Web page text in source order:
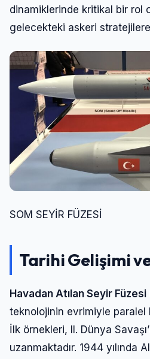
dinamiklerinde kritikal bir rol
gelecekteki askeri
SOM SEYİR FÜZESİ
Tarihi Gelişimi
Havadan Atılan Seyir
teknolojinin evrimiyle paralel
İlk örnekleri, II. Dünya
uzanmaktadır. 1944 yılında